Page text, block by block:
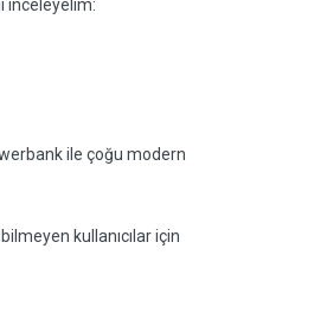
inceleyelim:
ile çoğu modern
kullanıcılar için